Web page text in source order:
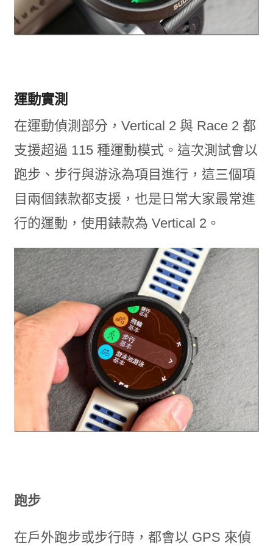
運動實測
在運動偵測部分，Vertical 2 與 Race 2 都
支援超過 115 種運動模式。這次測試會以
跑步、步行與游泳為項目進行，這三個項
目兩個錶款都支援，也是日常大家最常進
行的運動，使用錶款為 Vertical 2。
跑步
在戶外跑步或步行時，都會以 GPS 來偵